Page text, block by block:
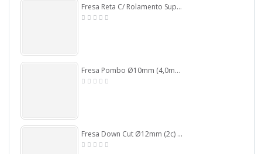
Fresa Reta C/ Rolamento Superior Ø12,7mm (1/2) X 25mm Corte X 70mm X 6,0mm Haste. (Ftr3503)
Fresa Pombo Ø10mm (4,0mm Raio) X 44mm Total X 6,0mm Haste. (Ftr176)
Fresa Down Cut Ø12mm (2c) X 30mm Corte X 12mm. (Ftr2242)